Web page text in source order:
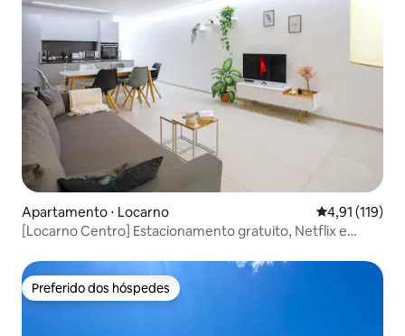
Apartamento ⋅ Locarno 4,91 de uma
4,91 (119)
[Locarno Centro] Estacionamento gratuito, Netflix e
Preferido dos hóspedes
Preferido dos hóspedes